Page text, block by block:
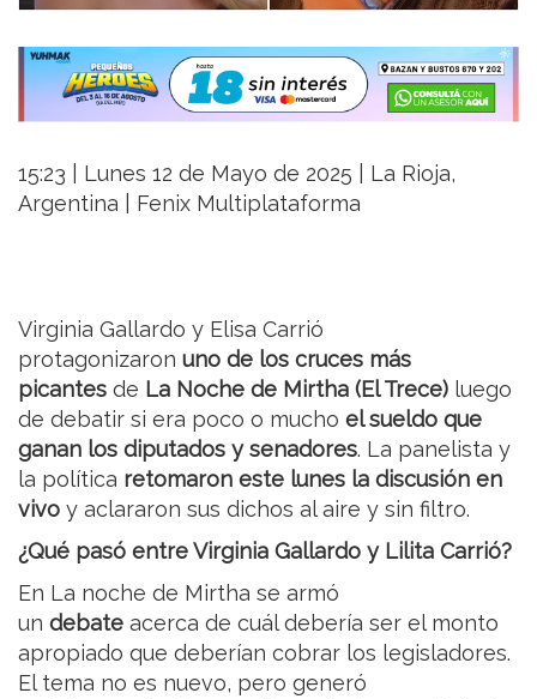
15:23 | Lunes 12 de Mayo de 2025 | La Rioja,
Argentina | Fenix Multiplataforma
Virginia Gallardo y Elisa Carrió
protagonizaron uno de los cruces más
picantes de La Noche de Mirtha (El Trece) luego
de debatir si era poco o mucho el sueldo que
ganan los diputados y senadores. La panelista y
la política retomaron este lunes la discusión en
vivo y aclararon sus dichos al aire y sin filtro.
¿Qué pasó entre Virginia Gallardo y Lilita Carrió?
En La noche de Mirtha se armó
un debate acerca de cuál debería ser el monto
apropiado que deberían cobrar los legisladores.
El tema no es nuevo, pero generó